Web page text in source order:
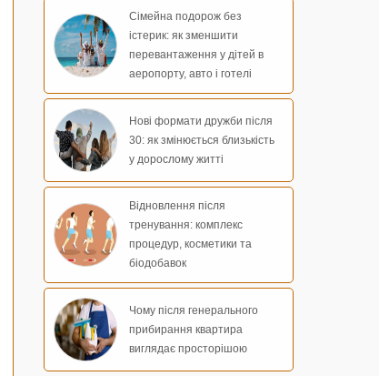
Сімейна подорож без
істерик: як зменшити
перевантаження у дітей в
аеропорту, авто і готелі
Нові формати дружби після
30: як змінюється близькість
у дорослому житті
Відновлення після
тренування: комплекс
процедур, косметики та
біодобавок
Чому після генерального
прибирання квартира
виглядає просторішою